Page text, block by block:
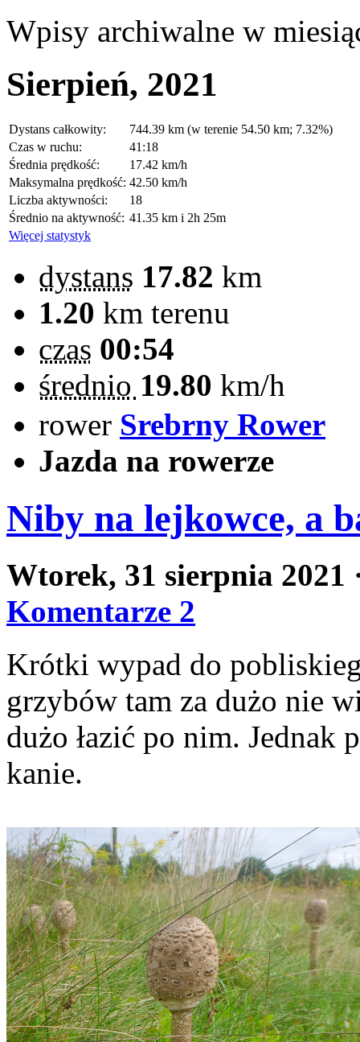
Wpisy archiwalne w
Sierpień, 2021
Dystans całkowity:
744.39 km (w terenie 54.50 km; 7.32%)
Czas w ruchu:
41:18
Średnia prędkość:
17.42 km/h
Maksymalna prędkość: 42.50 km/h
Liczba aktywności:
18
Średnio na aktywność: 41.35 km i 2h 25m
Więcej statystyk
dystans 17.82 km
1.20 km terenu
czas 00:54
średnio 19.80 km/h
rower Srebrny Rower
Jazda na rowerze
Niby na lejkowce, a
Wtorek, 31 sierpnia 2021
Komentarze 2
Krótki wypad do
grzybów tam za dużo nie
dużo łazić po nim. Jednak
kanie.